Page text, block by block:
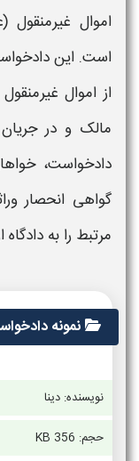
اموال
است. این
از اموال
مالک و در
دادخواست،
گواهی انحصار
مرتبط را به
نمونه
نویسنده: دینا
حجم: 356 KB